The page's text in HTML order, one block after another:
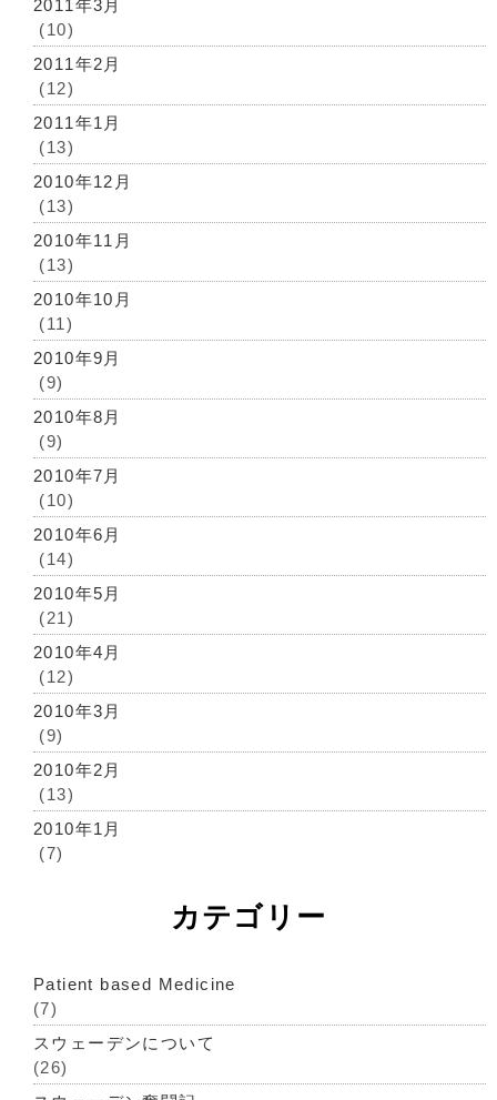
2011年3月
(10)
2011年2月
(12)
2011年1月
(13)
2010年12月
(13)
2010年11月
(13)
2010年10月
(11)
2010年9月
(9)
2010年8月
(9)
2010年7月
(10)
2010年6月
(14)
2010年5月
(21)
2010年4月
(12)
2010年3月
(9)
2010年2月
(13)
2010年1月
(7)
カテゴリー
Patient based Medicine
(7)
スウェーデンについて
(26)